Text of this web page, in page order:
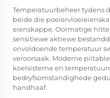
Temperatuurbeheer tydens
beide die
eienskappe. Oormatige
sensitiewe aktiewe
onvoldoende temperatuur
veroorsaak. Moderne
koelsisteme en
bedryfsomstandighede
handhaaf.